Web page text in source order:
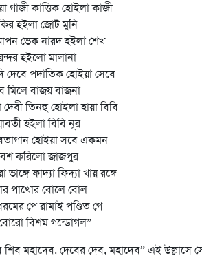
গাজী কাত্তিক হোইলা কাজী
হইলা জোট মুনি
ভেক নারদ হইলা শেখ
হইলো মালানা
দেবে পদাতিক হোইয়া সেবে
মিলে বাজয় বাজনা
দেবী তিনহু হোইলা হায়া বিবি
হইলা বিবি নূর
হোইয়া সবে একমন
করিলো জাজপুর
ফাদ্যা ফিদ্যা খায় রঙ্গে
পাখোর বোলে বোল
পে রামাই পণ্ডিত গে
বিশম গন্ডোগল”
মহাদেব, দেবের দেব, মহাদেব” এই উল্লাসে